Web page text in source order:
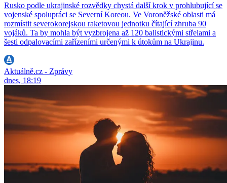
Rusko podle ukrajinské rozvědky chystá další krok v prohlubující se
vojenské spolupráci se Severní Koreou. Ve Voroněžské oblasti má
rozmístit severokorejskou raketovou jednotku čítající zhruba 90
vojáků. Ta by mohla být vyzbrojena až 120 balistickými střelami a
šesti odpalovacími zařízeními určenými k útokům na Ukrajinu.
Aktuálně.cz - Zprávy
dnes, 18:19